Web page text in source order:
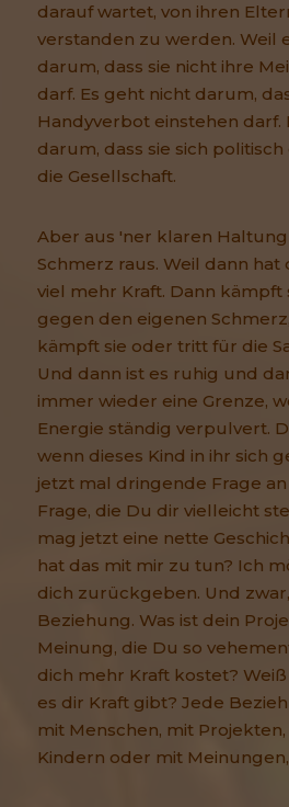
darauf wartet, von ihren
verstanden zu werden. Weil
darum, dass sie nicht ihre
darf. Es geht nicht darum,
Handyverbot einstehen darf.
darum, dass sie sich
die Gesellschaft.
Aber aus 'ner klaren
Schmerz raus. Weil dann hat
viel mehr Kraft. Dann kämpft
gegen den eigenen
kämpft sie oder tritt für die
Und dann ist es ruhig und
immer wieder eine Grenze,
Energie ständig verpulvert.
wenn dieses Kind in ihr sich
jetzt mal dringende Frage
Frage, die Du dir vielleicht
mag jetzt eine nette
hat das mit mir zu tun? Ich
dich zurückgeben. Und
Beziehung. Was ist dein
Meinung, die Du so
dich mehr Kraft kostet? Weiß
es dir Kraft gibt? Jede
mit Menschen, mit
Kindern oder mit